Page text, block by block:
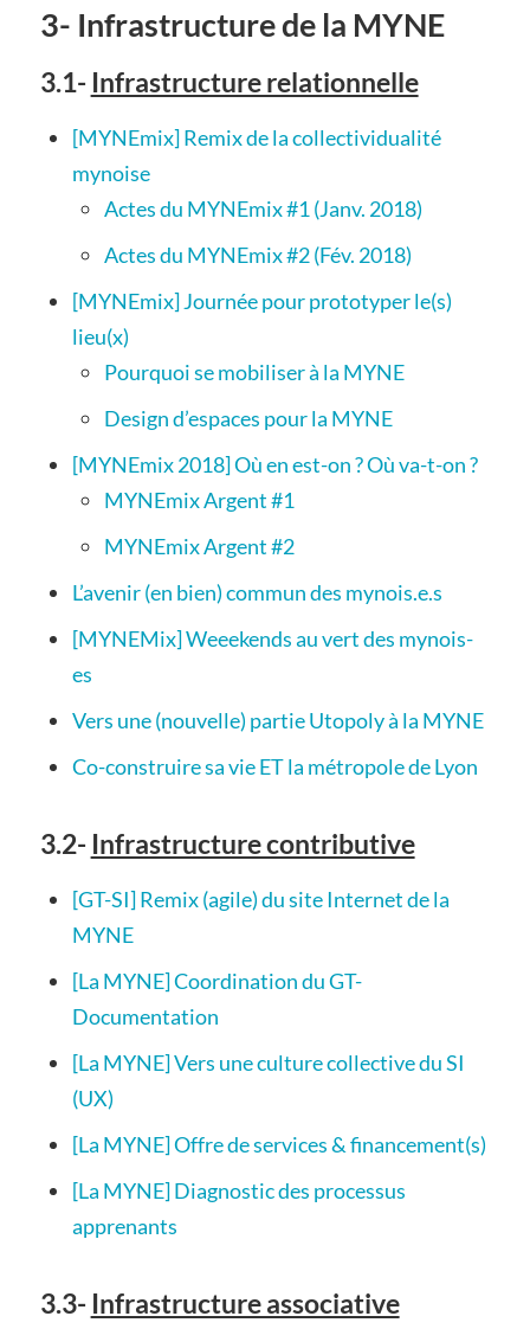
3- Infrastructure de la MYNE
3.1- Infrastructure relationnelle
[MYNEmix] Remix de la collectividualité
mynoise
Actes du MYNEmix #1 (Janv. 2018)
Actes du MYNEmix #2 (Fév. 2018)
[MYNEmix] Journée pour prototyper le(s)
lieu(x)
Pourquoi se mobiliser à la MYNE
Design d’espaces pour la MYNE
[MYNEmix 2018] Où en est-on ? Où va-t-on ?
MYNEmix Argent #1
MYNEmix Argent #2
L’avenir (en bien) commun des mynois.e.s
[MYNEMix] Weeekends au vert des mynois-
es
Vers une (nouvelle) partie Utopoly à la MYNE
Co-construire sa vie ET la métropole de Lyon
3.2- Infrastructure contributive
[GT-SI] Remix (agile) du site Internet de la
MYNE
[La MYNE] Coordination du GT-
Documentation
[La MYNE] Vers une culture collective du SI
(UX)
[La MYNE] Offre de services & financement(s)
[La MYNE] Diagnostic des processus
apprenants
3.3- Infrastructure associative